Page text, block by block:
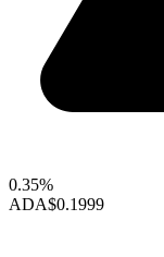
0.35%
ADA$0.1999